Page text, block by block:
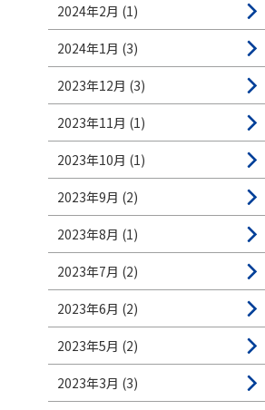
2024年2月 (1)
2024年1月 (3)
2023年12月 (3)
2023年11月 (1)
2023年10月 (1)
2023年9月 (2)
2023年8月 (1)
2023年7月 (2)
2023年6月 (2)
2023年5月 (2)
2023年3月 (3)